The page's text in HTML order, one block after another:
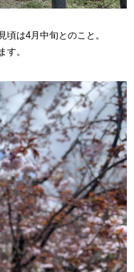
は4月中旬とのこと。
す。